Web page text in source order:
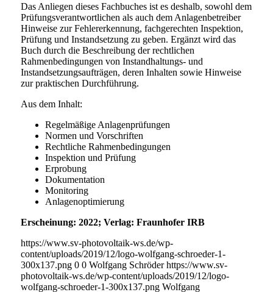
Das Anliegen dieses Fachbuches ist es deshalb, sowohl dem
Prüfungsverantwortlichen als auch dem Anlagenbetreiber
Hinweise zur Fehlererkennung, fachgerechten Inspektion,
Prüfung und Instandsetzung zu geben. Ergänzt wird das
Buch durch die Beschreibung der rechtlichen
Rahmenbedingungen von Instandhaltungs- und
Instandsetzungsaufträgen, deren Inhalten sowie Hinweise
zur praktischen Durchführung.
Aus dem Inhalt:
Regelmäßige Anlagenprüfungen
Normen und Vorschriften
Rechtliche Rahmenbedingungen
Inspektion und Prüfung
Erprobung
Dokumentation
Monitoring
Anlagenoptimierung
Erscheinung: 2022; Verlag: Fraunhofer IRB
https://www.sv-photovoltaik-ws.de/wp-
content/uploads/2019/12/logo-wolfgang-schroeder-1-
300x137.png 0 0 Wolfgang Schröder https://www.sv-
photovoltaik-ws.de/wp-content/uploads/2019/12/logo-
wolfgang-schroeder-1-300x137.png Wolfgang